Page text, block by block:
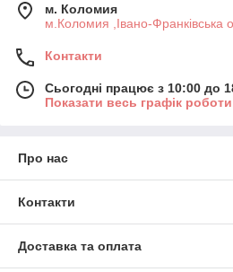
м. Коломия
м.Коломия ,Івано-Франківська
Контакти
Сьогодні працює з 10:00 до
Показати весь графік роботи
Про нас
Контакти
Доставка та оплата